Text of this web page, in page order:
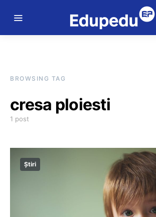
BROWSING TAG
cresa ploiesti
1 post
Știri